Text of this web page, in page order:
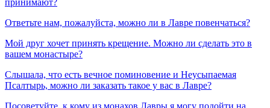
принимают?
Ответьте нам, пожалуйста, можно ли в Лавре повенчаться?
Мой друг хочет принять крещение. Можно ли сделать это в
вашем монастыре?
Слышала, что есть вечное поминовение и Неусыпаемая
Псалтырь, можно ли заказать такое у вас в Лавре?
Посоветуйте, к кому из монахов Лавры я могу подойти на